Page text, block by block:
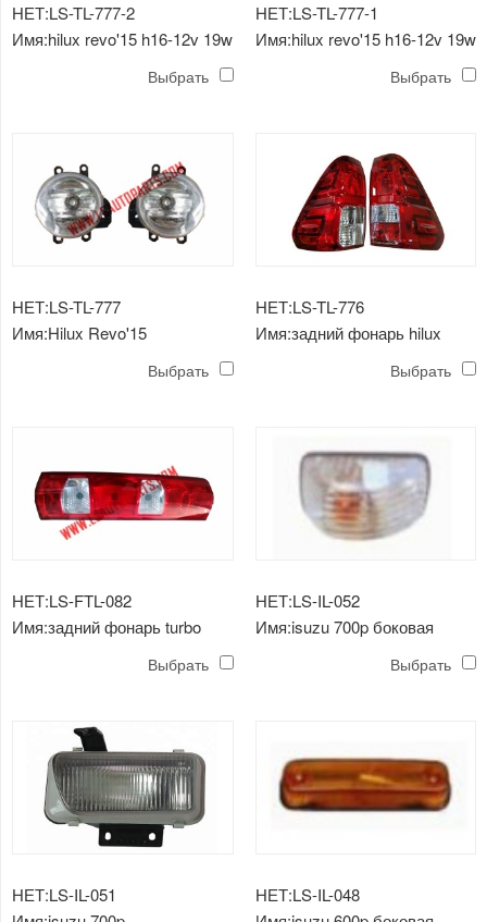
НЕТ:LS-TL-777-2
Имя:hilux revo'15 h16-12v 19w
Выбрать
НЕТ:LS-TL-777-1
Имя:hilux revo'15 h16-12v 19w
комплект противотуманных
Выбрать
НЕТ:LS-TL-777
Имя:Hilux Revo'15
Выбрать
НЕТ:LS-TL-776
Имя:задний фонарь hilux
Выбрать
НЕТ:LS-FTL-082
Имя:задний фонарь turbo
Выбрать
НЕТ:LS-IL-052
Имя:isuzu 700p боковая
Выбрать
НЕТ:LS-IL-051
НЕТ:LS-IL-048